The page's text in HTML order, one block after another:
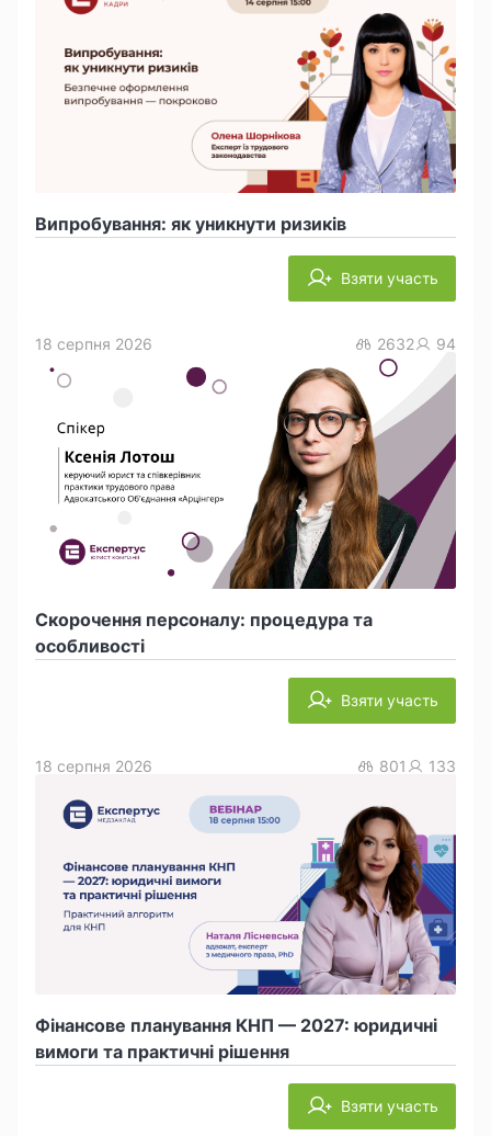
Випробування: як уникнути ризиків
Взяти участь
Скорочення персоналу: процедура та
особливості
18 серпня 2026 2632 94
Взяти участь
Фінансове планування КНП — 2027: юридичні
вимоги та практичні рішення
18 серпня 2026 801 133
Взяти участь